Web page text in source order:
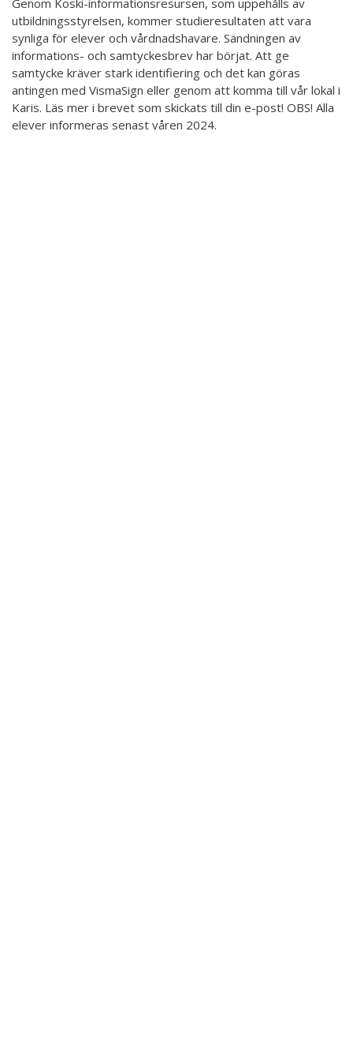
Hör min röst och se mig... - 2020
Klimatförändrings kraft 2020
Konst på två språk 2018-2020
Sharing the same roots - 2019
Downloading Future - 2019
utbildningsstyrelsen, kommer studieresultaten att vara
synliga för elever och vårdnadshavare. Sändningen av
informations- och samtyckesbrev har börjat. Att ge
samtycke kräver stark identifiering och det kan göras
antingen med VismaSign eller genom att komma till vår lokal i
Karis. Läs mer i brevet som skickats till din e-post! OBS! Alla
elever informeras senast våren 2024.